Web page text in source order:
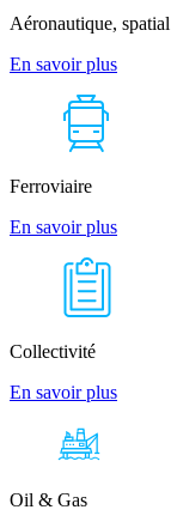
Aéronautique, spatial
En savoir plus
Ferroviaire
En savoir plus
Collectivité
En savoir plus
Oil & Gas